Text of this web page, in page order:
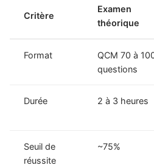
Critère
Examen
théorique
Format
QCM 70 à
questions
Durée 2 à 3 heures
Seuil de
réussite
~75%